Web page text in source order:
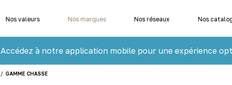
Nos valeurs Nos marques Nos réseaux Nos
Accédez à notre application mobile pour une expérience
/ GAMME CHASSE